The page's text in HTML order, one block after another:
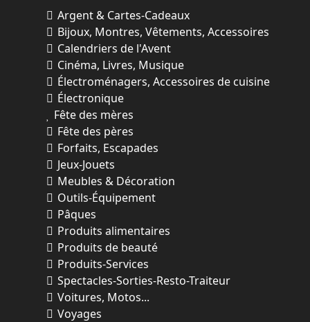
Argent & Cartes-Cadeaux
Bijoux, Montres, Vêtements, Accessoires
Calendriers de l'Avent
Cinéma, Livres, Musique
Électroménagers, Accessoires de cuisine
Électronique
Fête des mères
Fête des pères
Forfaits, Escapades
Jeux-Jouets
Meubles & Décoration
Outils-Équipement
Pâques
Produits alimentaires
Produits de beauté
Produits-Services
Spectacles-Sorties-Resto-Traiteur
Voitures, Motos...
Voyages